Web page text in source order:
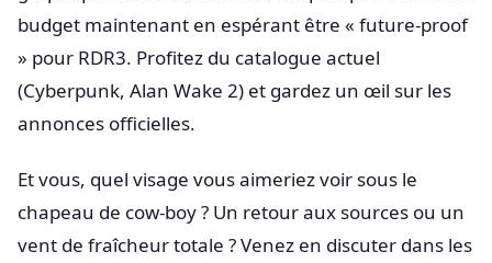
budget maintenant en espérant être « future-proof
» pour RDR3. Profitez du catalogue actuel
(Cyberpunk, Alan Wake 2) et gardez un œil sur les
annonces officielles.
Et vous, quel visage vous aimeriez voir sous le
chapeau de cow-boy ? Un retour aux sources ou un
vent de fraîcheur totale ? Venez en discuter dans les